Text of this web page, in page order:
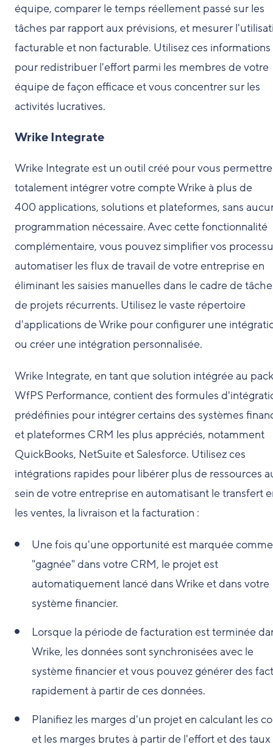
équipe, comparer le temps réellement passé sur les
tâches par rapport aux prévisions, et mesurer
facturable et non facturable. Utilisez ces informations
pour redistribuer l'effort parmi les membres de votre
équipe de façon efficace et vous concentrer sur les
activités lucratives.
Wrike Integrate
Wrike Integrate est un outil créé pour vous
totalement intégrer votre compte Wrike à plus de
400 applications, solutions et plateformes, sans
programmation nécessaire. Avec cette fonctionnalité
complémentaire, vous pouvez simplifier vos
automatiser les flux de travail de votre entreprise en
éliminant les saisies manuelles dans le cadre de
de projets récurrents. Utilisez le vaste répertoire
d'applications de Wrike pour configurer une
ou créer une intégration personnalisée.
Wrike Integrate, en tant que solution intégrée au
WfPS Performance, contient des formules
prédéfinies pour intégrer certains des systèmes
et plateformes CRM les plus appréciés, notamment
QuickBooks, NetSuite et Salesforce. Utilisez ces
intégrations rapides pour libérer plus de ressources
sein de votre entreprise en automatisant le transfert
les ventes, la livraison et la facturation :
Une fois qu'une opportunité est marquée comme
"gagnée" dans votre CRM, le projet est
automatiquement lancé dans Wrike et dans votre
système financier.
Lorsque la période de facturation est terminée
Wrike, les données sont synchronisées avec le
système financier et vous pouvez générer des
rapidement à partir de ces données.
Planifiez les marges d'un projet en calculant les
et les marges brutes à partir de l'effort et des taux